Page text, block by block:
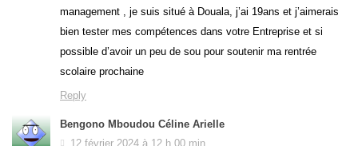
management , je suis situé à Douala, j’ai 19ans et j’aimerais
bien tester mes compétences dans votre Entreprise et si
possible d’avoir un peu de sou pour soutenir ma rentrée
scolaire prochaine
Reply
Bengono Mboudou Céline Arielle
12 février 2024 à 12 h 00 min